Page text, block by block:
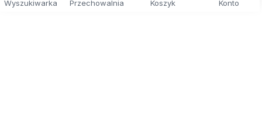
Wyszukiwarka Przechowalnia Koszyk Konto